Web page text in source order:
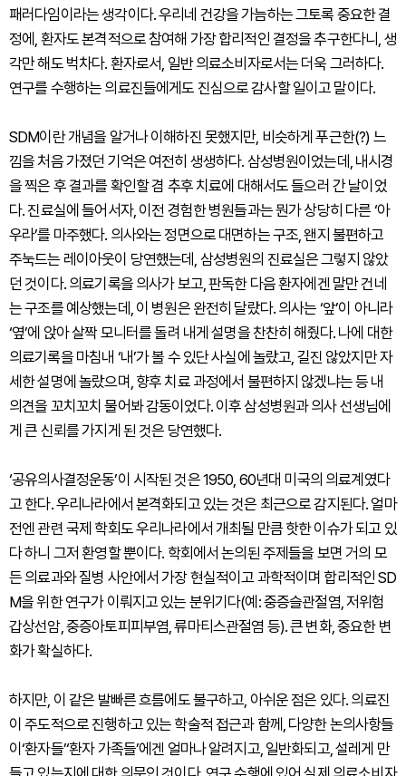
패러다임이라는 생각이다. 우리네 건강을 가늠하는 그토록 중요한 결
정에, 환자도 본격적으로 참여해 가장 합리적인 결정을 추구한다니, 생
각만 해도 벅차다. 환자로서, 일반 의료소비자로서는 더욱 그러하다.
연구를 수행하는 의료진들에게도 진심으로 감사할 일이고 말이다.
SDM이란 개념을 알거나 이해하진 못했지만, 비슷하게 푸근한(?) 느
낌을 처음 가졌던 기억은 여전히 생생하다. 삼성병원이었는데, 내시경
을 찍은 후 결과를 확인할 겸 추후 치료에 대해서도 들으러 간 날이었
다. 진료실에 들어서자, 이전 경험한 병원들과는 뭔가 상당히 다른 ‘아
우라’를 마주했다. 의사와는 정면으로 대면하는 구조, 왠지 불편하고
주눅드는 레이아웃이 당연했는데, 삼성병원의 진료실은 그렇지 않았
던 것이다. 의료기록을 의사가 보고, 판독한 다음 환자에겐 말만 건네
는 구조를 예상했는데, 이 병원은 완전히 달랐다. 의사는 ‘앞’이 아니라
‘옆’에 앉아 살짝 모니터를 돌려 내게 설명을 찬찬히 해줬다. 나에 대한
의료기록을 마침내 ‘내’가 볼 수 있단 사실에 놀랐고, 길진 않았지만 자
세한 설명에 놀랐으며, 향후 치료 과정에서 불편하지 않겠냐는 등 내
의견을 꼬치꼬치 물어봐 감동이었다. 이후 삼성병원과 의사 선생님에
게 큰 신뢰를 가지게 된 것은 당연했다.
‘공유의사결정운동’이 시작된 것은 1950, 60년대 미국의 의료계였다
고 한다. 우리나라에서 본격화되고 있는 것은 최근으로 감지된다. 얼마
전엔 관련 국제 학회도 우리나라에서 개최될 만큼 핫한 이슈가 되고 있
다 하니 그저 환영할 뿐이다. 학회에서 논의된 주제들을 보면 거의 모
든 의료과와 질병 사안에서 가장 현실적이고 과학적이며 합리적인 SD
M을 위한 연구가 이뤄지고 있는 분위기다(예: 중증슬관절염, 저위험
갑상선암, 중증아토피피부염, 류마티스관절염 등). 큰 변화, 중요한 변
화가 확실하다.
하지만, 이 같은 발빠른 흐름에도 불구하고, 아쉬운 점은 있다. 의료진
이 주도적으로 진행하고 있는 학술적 접근과 함께, 다양한 논의사항들
이‘환자들’‘환자 가족들’에겐 얼마나 알려지고, 일반화되고, 설레게 만